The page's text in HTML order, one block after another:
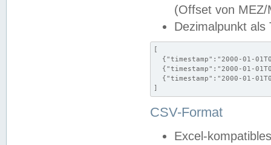
(Offset von MEZ/
Dezimalpunkt als
[
{"timestamp":"2000-01-
{"timestamp":"2000-01-
{"timestamp":"2000-01-
]
CSV-Format
Excel-